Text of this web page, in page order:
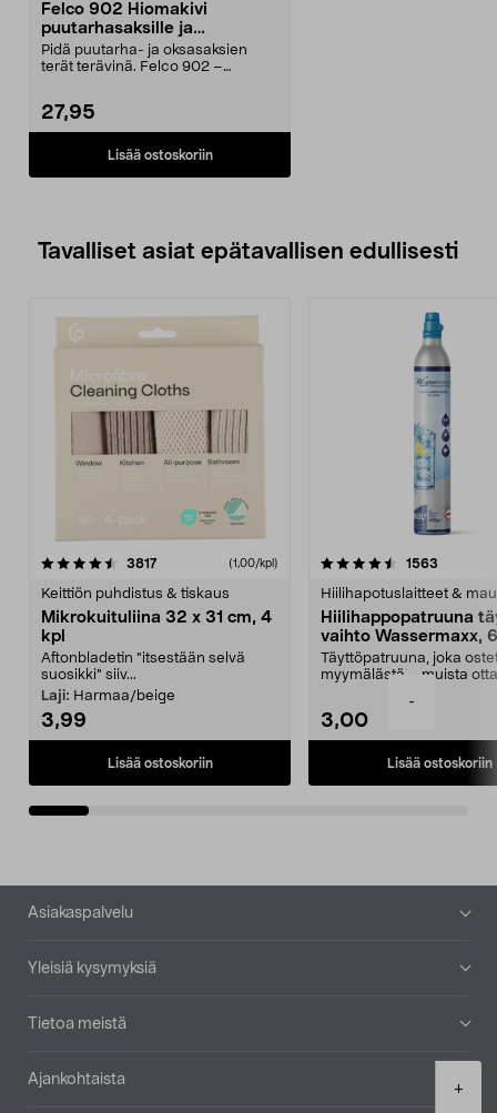
-
+
Felco 902 Hiomakivi
puutarhasaksille ja
oksasaksille
Pidä puutarha- ja oksasaksien
terät terävinä. Felco 902 –
27,95
Lisää ostoskoriin
Tavalliset asiat epätavallisen edullisesti
3817arvostelut (1,00/kpl)
Keittiön puhdistus & tiskaus
Mikrokuituliina 32 x 31 cm, 4
kpl
Aftonbladetin "itsestään selvä
suosikki" siiv...
Laji: Harmaa/beige
3,99
Lisää ostoskoriin
4.5viidestä
1563
Hiilihapotuslaitteet &
Hiilihappopatruuna
vaihto Wassermaxx,
Täyttöpatruuna, joka
myymälästä – muista
3,00
Lisää ostoskoriin
4.5viidestä
Alatunniste
Asiakaspalvelu
Yleisiä kysymyksiä
Tietoa meistä
Ajankohtaista